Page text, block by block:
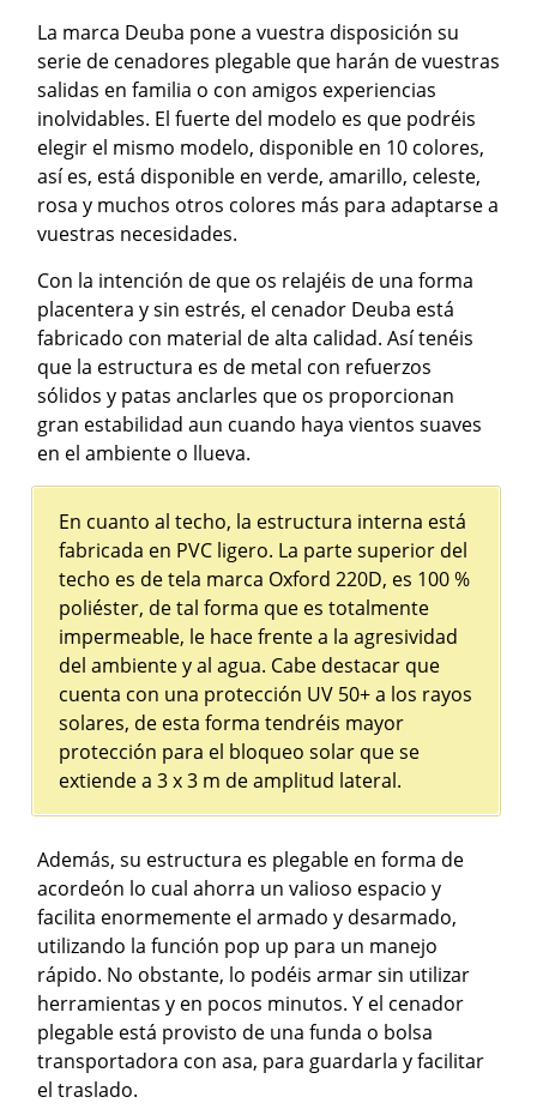
La marca Deuba pone a vuestra disposición su
serie de cenadores plegable que harán de vuestras
salidas en familia o con amigos experiencias
inolvidables. El fuerte del modelo es que podréis
elegir el mismo modelo, disponible en 10 colores,
así es, está disponible en verde, amarillo, celeste,
rosa y muchos otros colores más para adaptarse a
vuestras necesidades.
Con la intención de que os relajéis de una forma
placentera y sin estrés, el cenador Deuba está
fabricado con material de alta calidad. Así tenéis
que la estructura es de metal con refuerzos
sólidos y patas anclarles que os proporcionan
gran estabilidad aun cuando haya vientos suaves
en el ambiente o llueva.
En cuanto al techo, la estructura interna está
fabricada en PVC ligero. La parte superior del
techo es de tela marca Oxford 220D, es 100 %
poliéster, de tal forma que es totalmente
impermeable, le hace frente a la agresividad
del ambiente y al agua. Cabe destacar que
cuenta con una protección UV 50+ a los rayos
solares, de esta forma tendréis mayor
protección para el bloqueo solar que se
extiende a 3 x 3 m de amplitud lateral.
Además, su estructura es plegable en forma de
acordeón lo cual ahorra un valioso espacio y
facilita enormemente el armado y desarmado,
utilizando la función pop up para un manejo
rápido. No obstante, lo podéis armar sin utilizar
herramientas y en pocos minutos. Y el cenador
plegable está provisto de una funda o bolsa
transportadora con asa, para guardarla y facilitar
el traslado.